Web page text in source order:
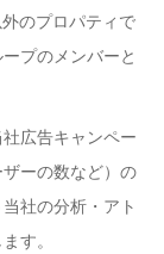
のプロパティで
プのメンバーと
広告キャンペー
ーの数など）の
社の分析・アト
す。